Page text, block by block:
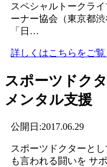
スペシャルトークラ
ーナー協会（東京都
「⽇…
詳しくはこちらをご覧
スポーツドク
メンタル支援
公開日:2017.06.29
スポーツドクターと
も言われる闘いを サ